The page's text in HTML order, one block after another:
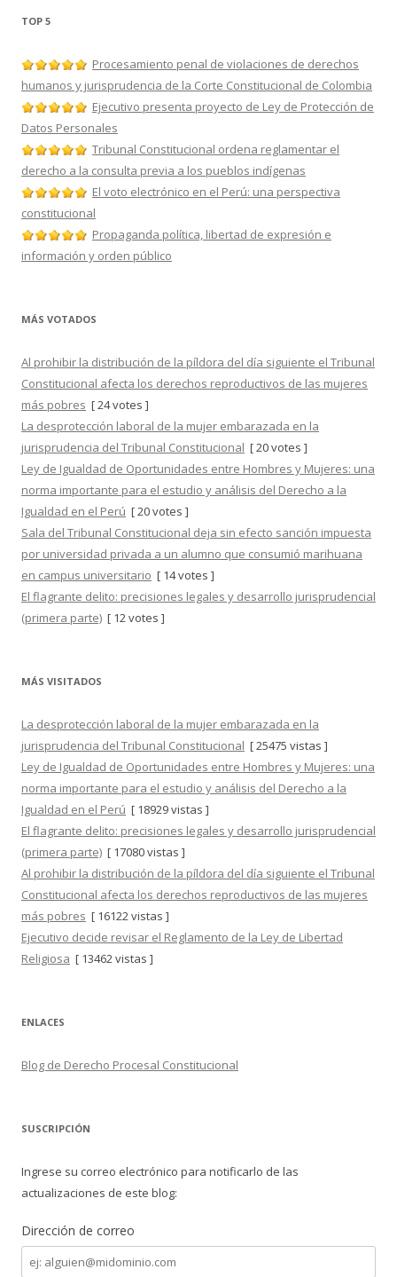
TOP 5
Procesamiento penal de violaciones de derechos
humanos y jurisprudencia de la Corte Constitucional de Colombia
Ejecutivo presenta proyecto de Ley de Protección de
Datos Personales
Tribunal Constitucional ordena reglamentar el
derecho a la consulta previa a los pueblos indígenas
El voto electrónico en el Perú: una perspectiva
constitucional
Propaganda política, libertad de expresión e
información y orden público
MÁS VOTADOS
Al prohibir la distribución de la píldora del día siguiente el Tribunal
Constitucional afecta los derechos reproductivos de las mujeres
más pobres [ 24 votes ]
La desprotección laboral de la mujer embarazada en la
jurisprudencia del Tribunal Constitucional [ 20 votes ]
Ley de Igualdad de Oportunidades entre Hombres y Mujeres: una
norma importante para el estudio y análisis del Derecho a la
Igualdad en el Perú [ 20 votes ]
Sala del Tribunal Constitucional deja sin efecto sanción impuesta
por universidad privada a un alumno que consumió marihuana
en campus universitario [ 14 votes ]
El flagrante delito: precisiones legales y desarrollo jurisprudencial
(primera parte) [ 12 votes ]
MÁS VISITADOS
La desprotección laboral de la mujer embarazada en la
jurisprudencia del Tribunal Constitucional [ 25475 vistas ]
Ley de Igualdad de Oportunidades entre Hombres y Mujeres: una
norma importante para el estudio y análisis del Derecho a la
Igualdad en el Perú [ 18929 vistas ]
El flagrante delito: precisiones legales y desarrollo jurisprudencial
(primera parte) [ 17080 vistas ]
Al prohibir la distribución de la píldora del día siguiente el Tribunal
Constitucional afecta los derechos reproductivos de las mujeres
más pobres [ 16122 vistas ]
Ejecutivo decide revisar el Reglamento de la Ley de Libertad
Religiosa [ 13462 vistas ]
ENLACES
Blog de Derecho Procesal Constitucional
SUSCRIPCIÓN
Ingrese su correo electrónico para notificarlo de las
actualizaciones de este blog:
Dirección de correo
Dirección
de